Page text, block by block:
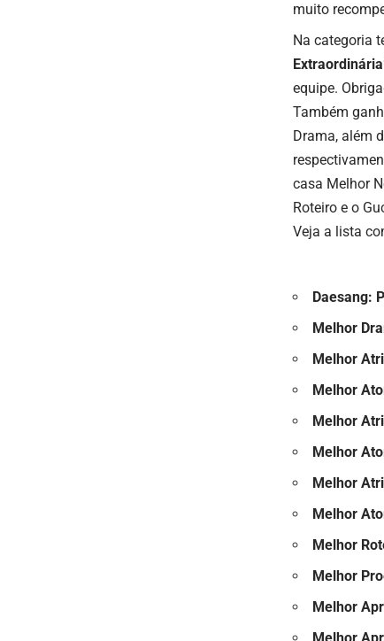
muito
Na categoria
Extraordinária
equipe.
Também
Drama, além
casa Melhor
Roteiro e o
Veja a lista
Daesang:
Melhor
Melhor
Melhor
Melhor
Melhor
Melhor
Melhor
Melhor
Melhor
Melhor
Melhor